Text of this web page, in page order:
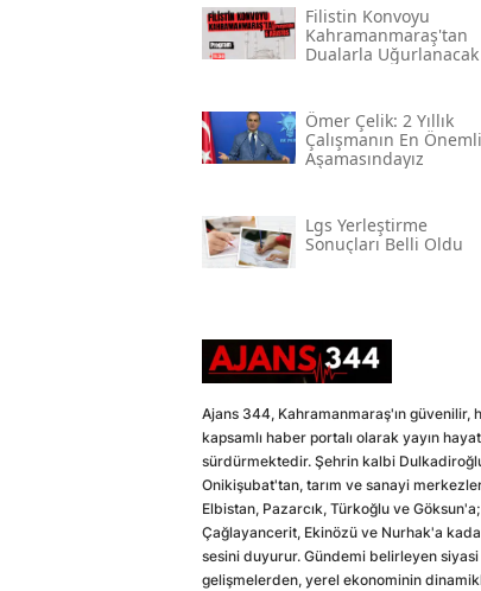
Filistin Konvoyu
Kahramanmaraş'tan
Dualarla Uğurlanacak
Ömer Çelik: 2 Yıllık
Çalışmanın En Önemli
Aşamasındayız
Lgs Yerleştirme
Sonuçları Belli Oldu
Ajans 344, Kahramanmaraş'ın güvenilir,
kapsamlı haber portalı olarak yayın
sürdürmektedir. Şehrin kalbi
Onikişubat'tan, tarım ve sanayi
Elbistan, Pazarcık, Türkoğlu ve Göksun'a;
Çağlayancerit, Ekinözü ve Nurhak'a
sesini duyurur. Gündemi belirleyen siyasi
gelişmelerden, yerel ekonominin